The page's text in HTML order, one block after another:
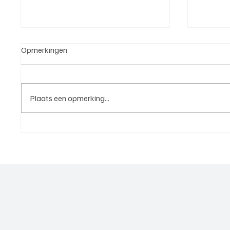
Opmerkingen
Plaats een opmerking...